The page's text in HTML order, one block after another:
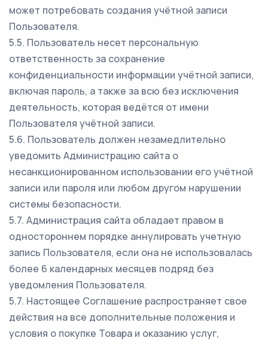
может потребовать создания учётной записи
Пользователя.
5.5. Пользователь несет персональную
ответственность за сохранение
конфиденциальности информации учётной записи,
включая пароль, а также за всю без исключения
деятельность, которая ведётся от имени
Пользователя учётной записи.
5.6. Пользователь должен незамедлительно
уведомить Администрацию сайта о
несанкционированном использовании его учётной
записи или пароля или любом другом нарушении
системы безопасности.
5.7. Администрация сайта обладает правом в
одностороннем порядке аннулировать учетную
запись Пользователя, если она не использовалась
более 6 календарных месяцев подряд без
уведомления Пользователя.
5.7. Настоящее Соглашение распространяет свое
действия на все дополнительные положения и
условия о покупке Товара и оказанию услуг,